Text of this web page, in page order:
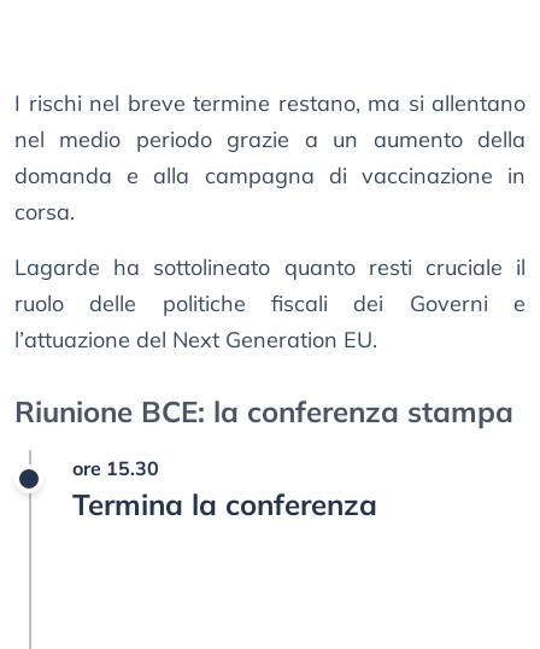
I rischi nel breve termine restano, ma si allentano
nel medio periodo grazie a un aumento della
domanda e alla campagna di vaccinazione in
corsa.
Lagarde ha sottolineato quanto resti cruciale il
ruolo delle politiche fiscali dei Governi e
l’attuazione del Next Generation EU.
Riunione BCE: la conferenza stampa
ore 15.30
Termina la conferenza